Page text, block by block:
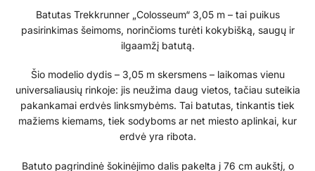
Batutas Trekkrunner „Colosseum“ 3,05 m – tai puikus
pasirinkimas šeimoms, norinčioms turėti kokybišką, saugų ir
ilgaamžį batutą.
Šio modelio dydis – 3,05 m skersmens – laikomas vienu
universaliausių rinkoje: jis neužima daug vietos, tačiau suteikia
pakankamai erdvės linksmybėms. Tai batutas, tinkantis tiek
mažiems kiemams, tiek sodyboms ar net miesto aplinkai, kur
erdvė yra ribota.
Batuto pagrindinė šokinėjimo dalis pakelta į 76 cm aukštį, o